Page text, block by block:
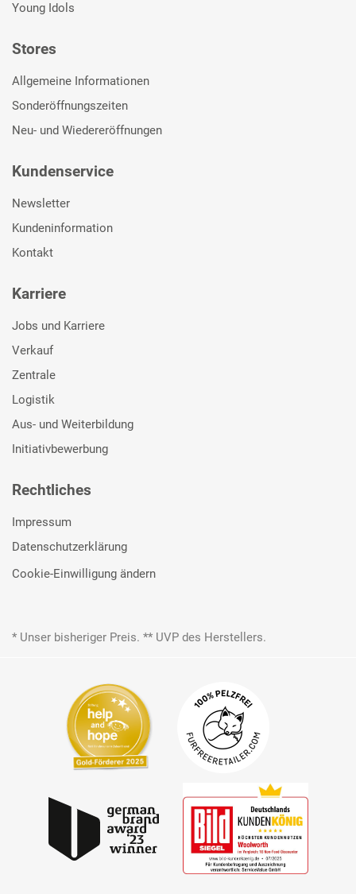
Young Idols
Stores
Allgemeine Informationen
Sonderöffnungszeiten
Neu- und Wiedereröffnungen
Kundenservice
Newsletter
Kundeninformation
Kontakt
Karriere
Jobs und Karriere
Verkauf
Zentrale
Logistik
Aus- und Weiterbildung
Initiativbewerbung
Rechtliches
Impressum
Datenschutzerklärung
Cookie-Einwilligung ändern
* Unser bisheriger Preis. ** UVP des Herstellers.